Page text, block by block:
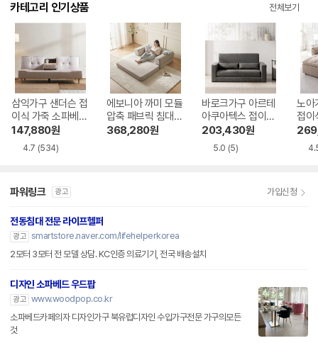
카테고리 인기상품 전체보기
삼익가구 샌더슨 접
이식 가죽 소파베드
3인용
147,880원
4.7 (534)
에보니아 까미 모듈
압축 패브릭 침대
같은 소파베드 2인
368,280원
바로크가구 아르테
아쿠아텍스 접이식
소파베드 3인용
203,430원
5.0 (5)
노아
접이
베드
파워링크 광고 가입신청
전동침대 전문 라이프헬퍼
광고 smartstore.naver.com/lifehelperkorea
2모터 3모터 전 모델 상담. KC인증 의료기기, 전국 배송설치
디자인 소파베드 우드팝
광고 www.woodpop.co.kr
소파베드카페의자 디자인가구 북유럽디자인 수입가구전문 가구의모든
것